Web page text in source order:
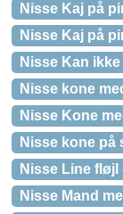
Nisse Kaj på
Nisse Kaj på
Nisse Kan
Nisse kone
Nisse Kone
Nisse kone på
Nisse Line fløjl
Nisse Mand